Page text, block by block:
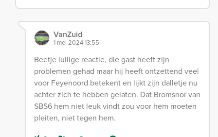
VanZuid
1 mei 2024 13:55
Beetje lullige reactie, die gast heeft zijn
problemen gehad maar hij heeft ontzettend veel
voor Feyenoord betekent en lijkt zijn dalletje nu
achter zich te hebben gelaten. Dat Bromsnor van
SBS6 hem niet leuk vindt zou voor hem moeten
pleiten, niet tegen hem.